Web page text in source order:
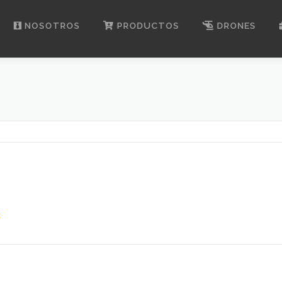
NOSOTROS PRODUCTOS DRONES